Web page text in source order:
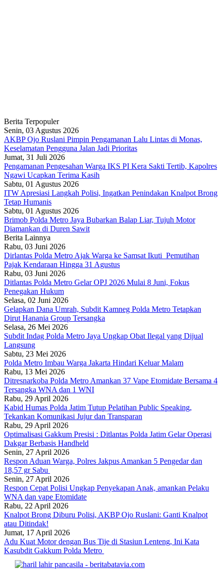
Berita Terpopuler
Senin, 03 Agustus 2026
AKBP Ojo Ruslani Pimpin Pengamanan Lalu Lintas di Monas,
Keselamatan Pengguna Jalan Jadi Prioritas
Jumat, 31 Juli 2026
Pengamanan Pengesahan Warga IKS PI Kera Sakti Tertib, Kapolres
Ngawi Ucapkan Terima Kasih
Sabtu, 01 Agustus 2026
ITW Apresiasi Langkah Polisi, Ingatkan Penindakan Knalpot Brong
Tetap Humanis
Sabtu, 01 Agustus 2026
Brimob Polda Metro Jaya Bubarkan Balap Liar, Tujuh Motor
Diamankan di Duren Sawit
Berita Lainnya
Rabu, 03 Juni 2026
Dirlantas Polda Metro Ajak Warga ke Samsat Ikuti Pemutihan
Pajak Kendaraan Hingga 31 Agustus
Rabu, 03 Juni 2026
Ditlantas Polda Metro Gelar OPJ 2026 Mulai 8 Juni, Fokus
Penegakan Hukum
Selasa, 02 Juni 2026
Gelapkan Dana Umrah, Subdit Kamneg Polda Metro Tetapkan
Dirut Hanania Group Tersangka
Selasa, 26 Mei 2026
Subdit Indag Polda Metro Jaya Ungkap Obat Ilegal yang Dijual
Langsung
Sabtu, 23 Mei 2026
Polda Metro Imbau Warga Jakarta Hindari Keluar Malam
Rabu, 13 Mei 2026
Ditresnarkoba Polda Metro Amankan 37 Vape Etomidate Bersama 4
Tersangka WNA dan 1 WNI
Rabu, 29 April 2026
Kabid Humas Polda Jatim Tutup Pelatihan Public Speaking,
Tekankan Komunikasi Jujur dan Transparan
Rabu, 29 April 2026
Optimalisasi Gakkum Presisi : Ditlantas Polda Jatim Gelar Operasi
Dakgar Berbasis Handheld
Senin, 27 April 2026
Respon Aduan Warga, Polres Jakpus Amankan 5 Pengedar dan
18,57 gr Sabu
Senin, 27 April 2026
Respon Cepat Polisi Ungkap Penyekapan Anak, amankan Pelaku
WNA dan vape Etomidate
Rabu, 22 April 2026
Knalpot Brong Diburu Polisi, AKBP Ojo Ruslani: Ganti Knalpot
atau Ditindak!
Jumat, 17 April 2026
Adu Kuat Motor dengan Bus Tije di Stasiun Lenteng, Ini Kata
Kasubdit Gakkum Polda Metro